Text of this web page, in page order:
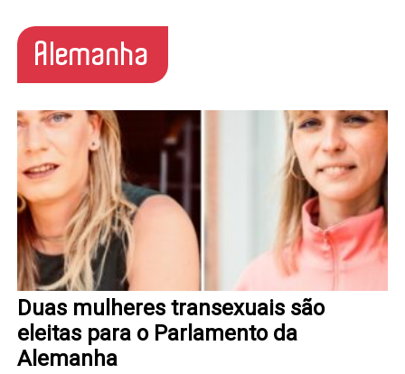
Alemanha
Duas mulheres transexuais são
eleitas para o Parlamento da
Alemanha